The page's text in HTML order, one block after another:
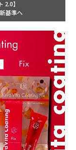
2.0】
基準へ